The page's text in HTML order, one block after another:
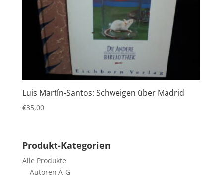
Luis Martín-Santos: Schweigen über Madrid
€35,00
Produkt-Kategorien
Alle Produkte
Autoren A-G